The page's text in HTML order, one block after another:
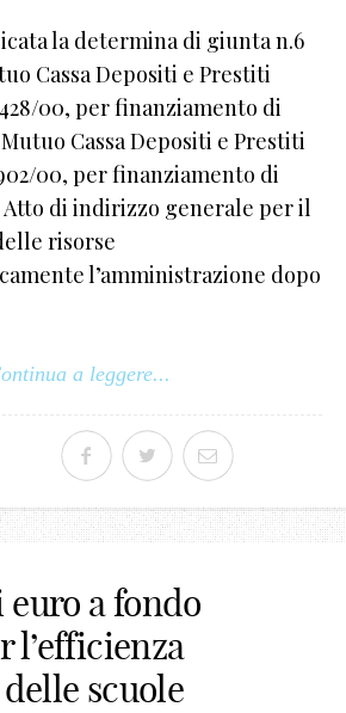
la determina di giunta n.6
Cassa Depositi e Prestiti
00, per finanziamento di
Cassa Depositi e Prestiti
00, per finanziamento di
di indirizzo generale per il
risorse
l’amministrazione dopo
a leggere...
a fondo
l’efficienza
scuole